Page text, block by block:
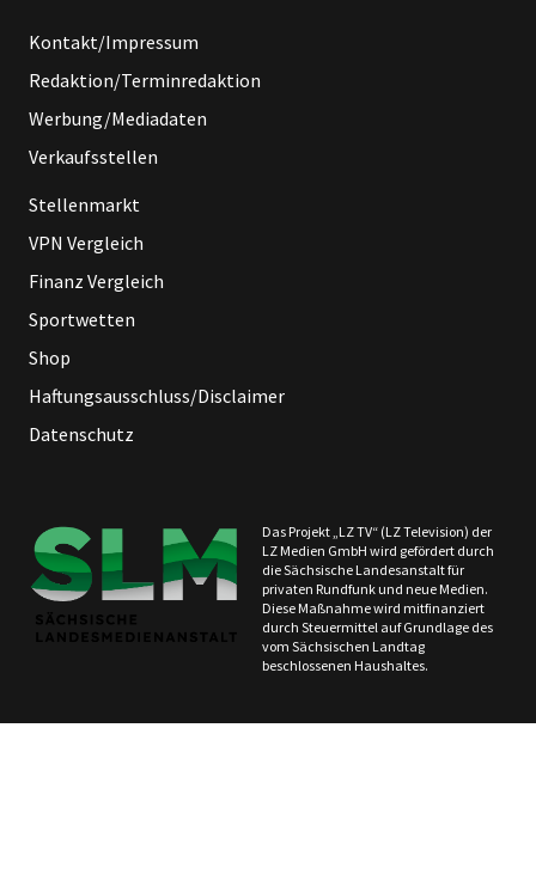
Kontakt/Impressum
Redaktion/Terminredaktion
Werbung/Mediadaten
Verkaufsstellen
Stellenmarkt
VPN Vergleich
Finanz Vergleich
Sportwetten
Shop
Haftungsausschluss/Disclaimer
Datenschutz
Das Projekt „LZ TV“ (LZ Television) der
LZ Medien GmbH wird gefördert durch
die Sächsische Landesanstalt für
privaten Rundfunk und neue Medien.
Diese Maßnahme wird mitfinanziert
durch Steuermittel auf Grundlage des
vom Sächsischen Landtag
beschlossenen Haushaltes.